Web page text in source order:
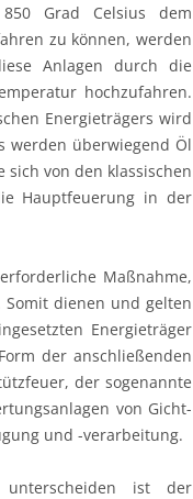
Grad Celsius dem
zu können, werden
Anlagen durch die
hochzufahren.
Energieträgers wird
werden überwiegend Öl
sich von den klassischen
Hauptfeuerung in der
Maßnahme,
dienen und gelten
Energieträger
der anschließenden
der sogenannte
von Gicht-
und -verarbeitung.
ist der